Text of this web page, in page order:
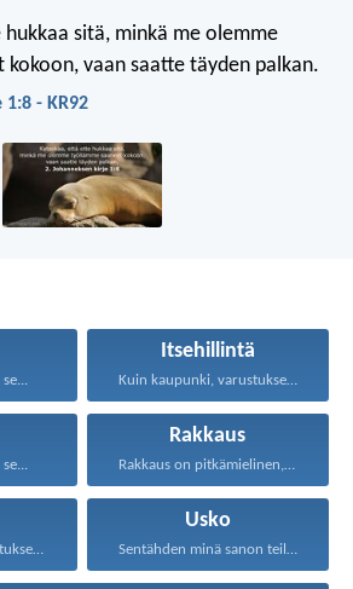
sitä, minkä me olemme
vaan saatte täyden palkan.
- KR92
Itsehillintä
Kuin kaupunki, varustukset hajalla...
Rakkaus
Rakkaus on pitkämielinen, rakkaus...
Sillä minä tunnen ajatukseni...
Usko
Sentähden minä sanon teille...